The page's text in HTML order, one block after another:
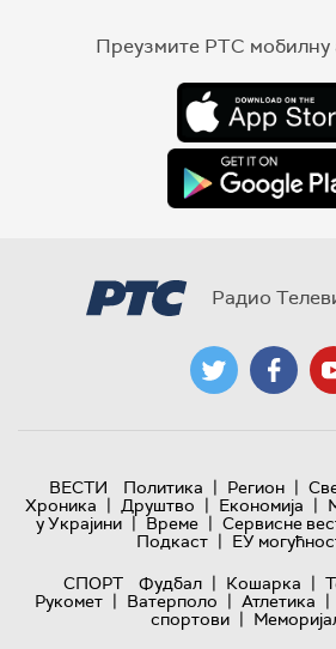
Преузмите РТС мобилну
Радио
ВЕСТИ Политика | Регион |
Хроника | Друштво | Економија |
у Украјини | Време | Сервисне
Подкаст | ЕУ
СПОРТ
Фудбал | Кошарка |
Рукомет | Ватерполо | Атлетика |
спортови |